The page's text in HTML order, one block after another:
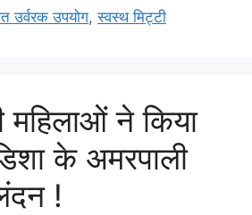
उर्वरक उपयोग,स्वस्थ मिट्टी
ने किया
के अमरपाली
!